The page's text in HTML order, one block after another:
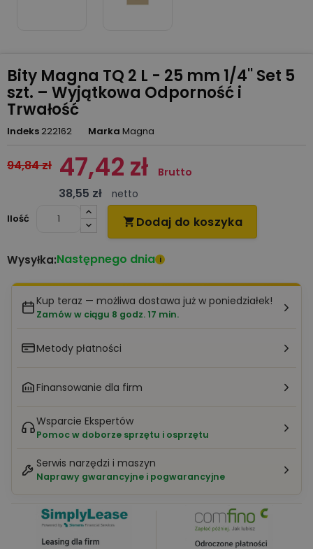
Bity Magna TQ 2 L - 25 mm 1/4'' Set 5
szt. – Wyjątkowa Odporność i
Trwałość
Indeks 222162 Marka Magna
94,84 zł 47,42 zł Brutto
38,55 zł
netto
Ilość
 Dodaj do koszyka
Wysyłka:Następnego dnia i
Kup teraz — możliwa dostawa już w poniedziałek!
Zamów w ciągu 8 godz. 17 min.
Metody płatności
Finansowanie dla firm
Wsparcie Ekspertów
Pomoc w doborze sprzętu i osprzętu
Serwis narzędzi i maszyn
Naprawy gwarancyjne i pogwarancyjne